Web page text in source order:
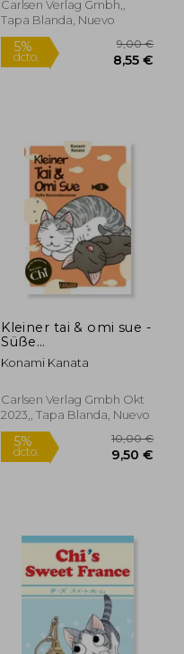
Katzenexpertin
Kanata Konami! (4)
Carlsen Verlag Gmbh,,
Tapa Blanda, Nuevo
Kleiner tai & omi sue -
Süße
Katzenabenteuer 5
(en Alemán)
Konami Kanata
Carlsen Verlag Gmbh Okt
2023,, Tapa Blanda, Nuevo